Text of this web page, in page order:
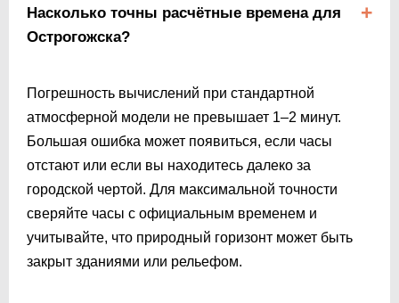
Насколько точны расчётные времена для
Острогожска?
Погрешность вычислений при стандартной
атмосферной модели не превышает 1–2 минут.
Большая ошибка может появиться, если часы
отстают или если вы находитесь далеко за
городской чертой. Для максимальной точности
сверяйте часы с официальным временем и
учитывайте, что природный горизонт может быть
закрыт зданиями или рельефом.